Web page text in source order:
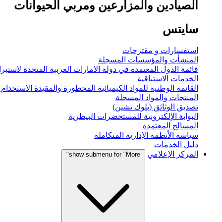
الصيادين والمزارعين ومربي الحيوانات
سايتس
استفسارات و مقترحات
المنشأت والمؤسسات المسجلة
قائمة الدول المعتمدة في دولة الامارات العربية المتحدة
الخدمات الاستباقية
القائمة الوطنية للمواد الكيميائية المحظورة والمقيدة
المنتجات والمواد المسجلة
تصديق الوثائق (بلوك تشين)
البوابة الإلكترونية للمستحضرات البيطرية
المسالخ المعتمدة
سياسة الأنظمة الإدارية المتكاملة
دليل الخدمات
المركز الإعلامي
show submenu for "More"